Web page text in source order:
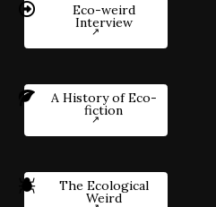
Eco-weird
Interview
A History of Eco-
fiction
The Ecological
Weird